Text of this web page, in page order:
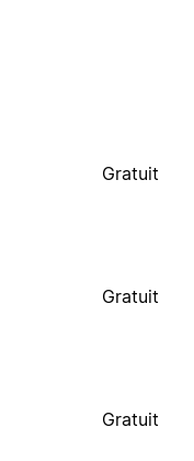
Gratuit
Gratuit
Gratuit